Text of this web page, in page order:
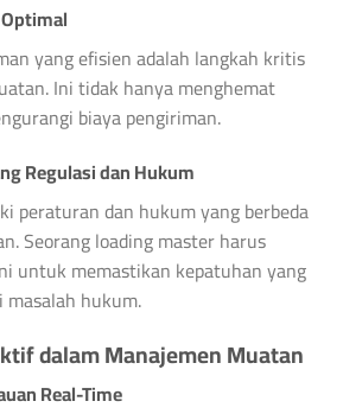
yang efisien adalah langkah kritis
Ini tidak hanya menghemat
biaya pengiriman.
Regulasi dan Hukum
peraturan dan hukum yang berbeda
Seorang loading master harus
untuk memastikan kepatuhan yang
hukum.
dalam Manajemen Muatan
Real-Time